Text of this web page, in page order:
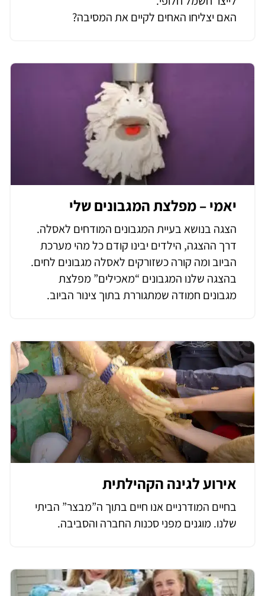
האם יצליחו האחים לקיים את המסיבה?
יאמי – מפלצת המגבונים שלי
הצגה בנושא בעיית המגבונים המודחים לאסלה.
דרך ההצגה, הילדים יבינו קודם כל מהי מערכת
הביוב ומה קורה כשזורקים לאסלה מגבונים לחים.
בהצגה שלנו המגבונים “מאכילים” מפלצת
מגבונים חמודה שמתגוררת בתוך צינור הביוב.
אירוע לגינה הקהילתית
בחיים המודרניים אנו חיים בתוך ה”מבצר” הביתי
שלנו. מוגנים מפני סכנות החברה והסביבה.